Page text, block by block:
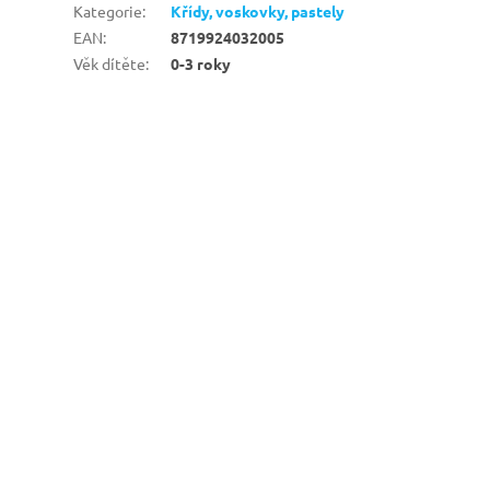
Kategorie:
Křídy, voskovky, pastely
EAN:
8719924032005
Věk dítěte: 0-3 roky